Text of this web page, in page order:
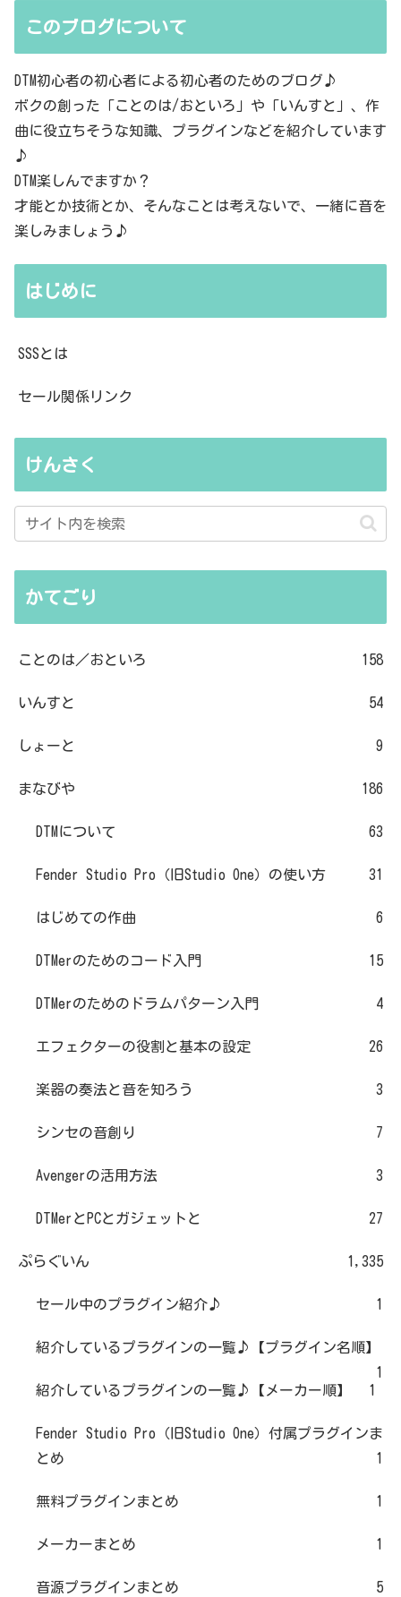
このブログについて
DTM初心者の初心者による初心者のためのブログ♪
ボクの創った「ことのは/おといろ」や「いんすと」、作
曲に役立ちそうな知識、プラグインなどを紹介しています
♪
DTM楽しんでますか？
才能とか技術とか、そんなことは考えないで、一緒に音を
楽しみましょう♪
はじめに
SSSとは
セール関係リンク
けんさく
かてごり
ことのは／おといろ 158
いんすと 54
しょーと 9
まなびや 186
DTMについて 63
Fender Studio Pro（旧Studio One）の使い方 31
はじめての作曲 6
DTMerのためのコード入門 15
DTMerのためのドラムパターン入門 4
エフェクターの役割と基本の設定 26
楽器の奏法と音を知ろう 3
シンセの音創り 7
Avengerの活用方法 3
DTMerとPCとガジェットと 27
ぷらぐいん 1,335
セール中のプラグイン紹介♪ 1
紹介しているプラグインの一覧♪【プラグイン名順】
1
紹介しているプラグインの一覧♪【メーカー順】
1
Fender Studio Pro（旧Studio One）付属プラグインま
とめ
1
無料プラグインまとめ 1
メーカーまとめ 1
音源プラグインまとめ 5